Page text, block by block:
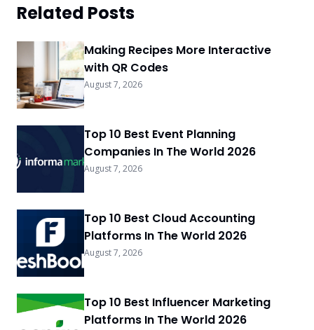
Related Posts
Making Recipes More Interactive
with QR Codes
August 7, 2026
Top 10 Best Event Planning
Companies In The World 2026
August 7, 2026
Top 10 Best Cloud Accounting
Platforms In The World 2026
August 7, 2026
Top 10 Best Influencer Marketing
Platforms In The World 2026